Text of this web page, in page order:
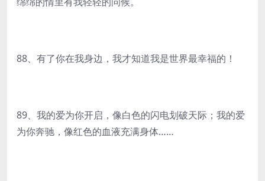
88、有了你在我身边，我才知道我是世界最幸福的！
89、我的爱为你开启，像白色的闪电划破天际；我的爱
为你奔驰，像红色的血液充满身体……